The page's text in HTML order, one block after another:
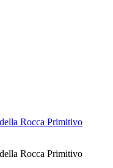
Rocca Primitivo
Rocca Primitivo